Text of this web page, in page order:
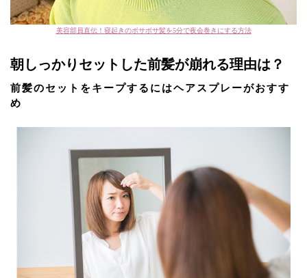
美容部員直伝！寝起きのボサボサ髪を5分で夜会巻きにする方法
朝しっかりセットした前髪が崩れる理由は？
前髪のセットをキープするにはヘアスプレーがおすす
め